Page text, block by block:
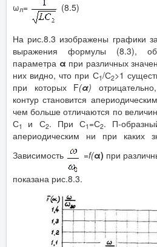
ωл= (8.5)
На рис.8.3 изображены графики
выражения формулы (8.3),
параметра α при различных
них видно, что при С1/С2>1
при которых F(α)
контур становится
чем больше отличаются по
С1 и С2. При С1 =С2. П-
апериодическим ни при каких
Зависимость
=f(α) при
показана рис.8.3.